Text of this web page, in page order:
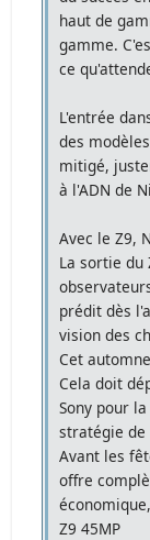
haut de
gamme.
ce
L'entrée
des
mitigé,
à l'ADN de
Avec le Z9,
La sortie du
prédit dès
vision des
Cet
Cela doit
Sony pour
stratégie de
Avant les
offre
Z9 45MP